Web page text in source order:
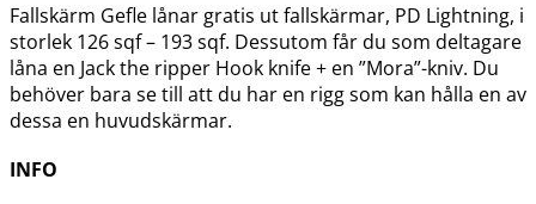
Fallskärm Gefle lånar gratis ut fallskärmar, PD Lightning, i
storlek 126 sqf – 193 sqf. Dessutom får du som deltagare
låna en Jack the ripper Hook knife + en ”Mora”-kniv. Du
behöver bara se till att du har en rigg som kan hålla en av
dessa en huvudskärmar.
INFO